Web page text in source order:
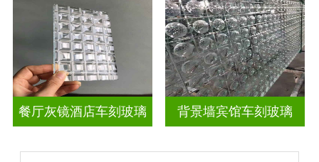
餐厅灰镜酒店车刻玻璃 背景墙宾馆车刻玻璃